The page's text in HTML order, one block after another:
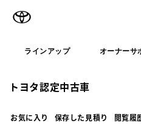
ラインアップ オーナーサ
トヨタ認定中古車
お気に入り 保存した見積り 閲覧履